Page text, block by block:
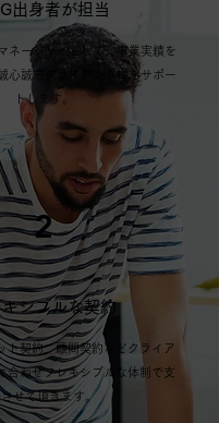
出身者​が担当
ネージャーとして、事業実績を
心誠意クライアント様をサポー
トします。
2
シブルな契約
ト契約、顧問契約などクライア
合わせフレキシブルな体制で支
せて頂きます。